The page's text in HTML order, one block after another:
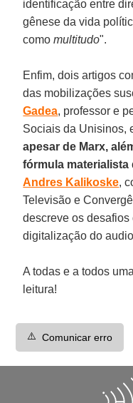
identificação entre
gênese da vida
comomultitudo".
Enfim, dois artigos
das mobilizações
Gadea, professor e
Sociais da Unisinos,
apesar de Marx,
fórmula materialista
Andres Kalikoske,
Televisão e
descreve os
digitalização do
A todas e a todos
leitura!
⚠️ Comunicar erro